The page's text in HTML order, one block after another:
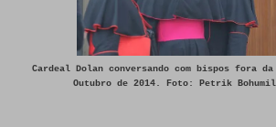
Cardeal Dolan conversando com bispos fora
Outubro de 2014. Foto: Petrik